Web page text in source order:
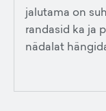
jalutama on
randasid ka ja
nädalat